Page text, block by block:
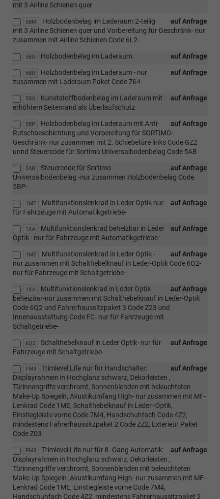
mit 3 Airline Schienen quer
5BM auf Anfrage
Holzbodenbelag im Laderaum 2-teilig
mit 3 Airline Schienen quer und Vorbereitung für Geschränk- nur
zusammen mit Airline Schienen Code 6L2-
5BU auf Anfrage
Holzbodenbelag im Laderaum
5BU auf Anfrage
Holzbodenbelag im Laderaum - nur
zusammen mit Laderaum Paket Code Z64-
5BS auf Anfrage
Kunststoffbodenbelag im Laderaum mit
erhöhtem Seitenrand als Überlaufschutz
5BP auf Anfrage
Holzbodenbelag im Laderaum mit Anti-
Rutschbeschichtung und Vorbereitung für SORTIMO-
Geschränk- nur zusammen mit 2. Schiebetüre links Code GZ2
unnd Steuercode für Sortimo Universalbodenbelag Code 5AB
5AB auf Anfrage
Steuercode für Sortimo
Universalbodenbelag -nur zusammen Holzbodenbelag Code
5BP-
1ME auf Anfrage
Multifunktionslenkrad in Leder Optik nur
für Fahrzeuge mit Automatikgetriebe-
1XA auf Anfrage
Multifunktionslenkrad beheizbar in Leder
Optik - nur für Fahrzeuge mit Automatikgetriebe-
1ME auf Anfrage
Multifunktionslenkrad in Leder Optik -
nur zusammen mit Schalthebelknauf in Leder-Optik Code 6Q2-
nur für Fahrzeuge mit Schaltgetriebe-
1XA auf Anfrage
Multifunktionslenkrad in Leder Optik
beheizbar-nur zusammen mit Schalthebelknauf in Leder-Optik
Code 6Q2 und Fahrerhaussitzpaket 3 Code Z23 und
Innenausstattung Code FC- nur für Fahrzeuge mit
Schaltgetriebe-
6Q2 auf Anfrage
Schalthebelknauf in Leder Optik- nur für
Fahrzeuge mit Schaltgetriebe-
FM3 auf Anfrage
Trimlevel Life nur für Handschalter:
Displayrahmen in Hochglanz schwarz, Dekorleisten ,
Türinnengriffe verchromt, Sonnenblenden mit beleuchteten
Make-Up Spiegeln, Akustikumfang High- nur zusammen mit MF-
Lenkrad Code 1ME, Schalthebelknauf in Leder -Optik,
Einstiegleiste vorne Code 7M4, Handschuhfach Code 4Z2,
mindestens Fahrerhaussitzpaket 2 Code ZZ2, Exterieur Paket
Code Z03
FM3 auf Anfrage
Trimlevel Life nur für 8- Gang Automatik:
Displayrahmen in Hochglanz schwarz, Dekorleisten ,
Türinnengriffe verchromt, Sonnenblenden mit beleuchteten
Make-Up Spiegeln ,Akustikumfang High- nur zusammen mit MF-
Lenkrad Code 1ME, Einstiegleiste vorne Code 7M4,
Handschuhfach Code 4Z2, mindestens Fahrerhaussitzpaket 2